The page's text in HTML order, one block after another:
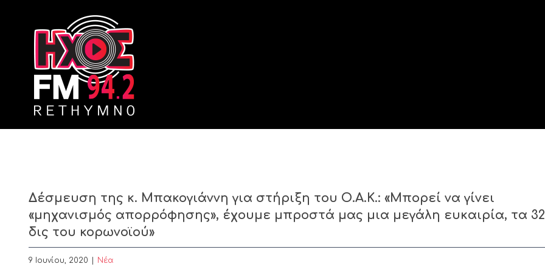
Δέσμευση της κ. Μπακογιάννη για στήριξη του Ο.Α.Κ.: «Μπορεί να γίνει
«μηχανισμός απορρόφησης», έχουμε μπροστά μας μια μεγάλη ευκαιρία, τα 32
δις του κορωνοϊού»
9 Ιουνίου, 2020 Nέα